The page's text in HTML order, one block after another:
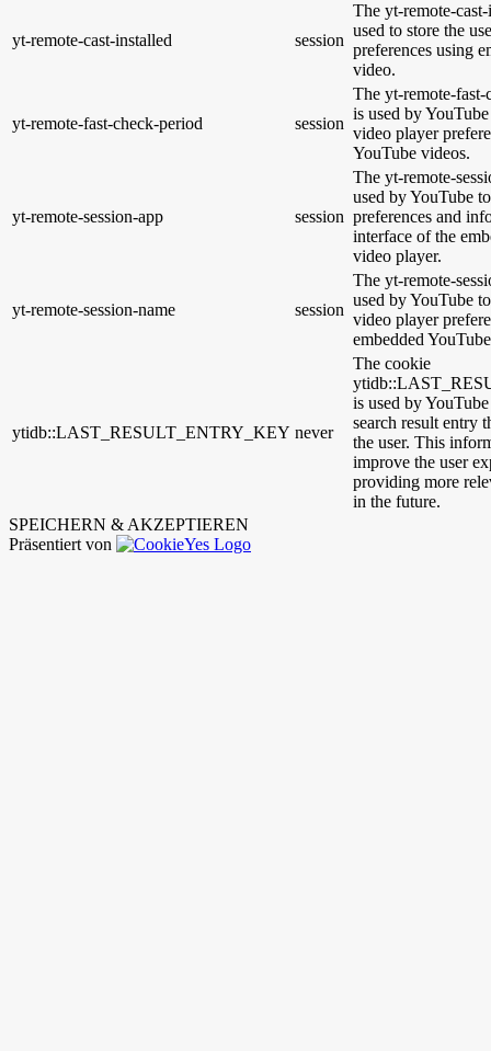
yt-remote-cast-installed session
The yt-remote-
used to store the
preferences using
video.
yt-remote-fast-check-period session
The yt-remote-
is used by
video player
YouTube videos.
yt-remote-session-app session
The yt-remote-
used by YouTube
preferences and
interface of the
video player.
yt-remote-session-name session
The yt-remote-
used by YouTube
video player
embedded
ytidb::LAST_RESULT_ENTRY_KEY never
The cookie
is used by
search result entry
the user. This
improve the user
providing more
in the future.
SPEICHERN & AKZEPTIEREN
Präsentiert von